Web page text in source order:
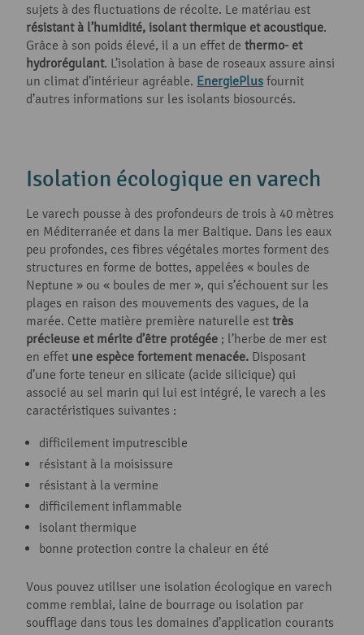
sujets à des fluctuations de récolte. Le matériau est
résistant à l’humidité, isolant thermique et acoustique.
Grâce à son poids élevé, il a un effet de thermo- et
hydrorégulant. L’isolation à base de roseaux assure ainsi
un climat d’intérieur agréable. EnergiePlus fournit
d’autres informations sur les isolants biosourcés.
Isolation écologique en varech
Le varech pousse à des profondeurs de trois à 40 mètres
en Méditerranée et dans la mer Baltique. Dans les eaux
peu profondes, ces fibres végétales mortes forment des
structures en forme de bottes, appelées « boules de
Neptune » ou « boules de mer », qui s’échouent sur les
plages en raison des mouvements des vagues, de la
marée. Cette matière première naturelle est très
précieuse et mérite d’être protégée ; l’herbe de mer est
en effet une espèce fortement menacée. Disposant
d’une forte teneur en silicate (acide silicique) qui
associé au sel marin qui lui est intégré, le varech a les
caractéristiques suivantes :
difficilement imputrescible
résistant à la moisissure
résistant à la vermine
difficilement inflammable
isolant thermique
bonne protection contre la chaleur en été
Vous pouvez utiliser une isolation écologique en varech
comme remblai, laine de bourrage ou isolation par
soufflage dans tous les domaines d’application courants